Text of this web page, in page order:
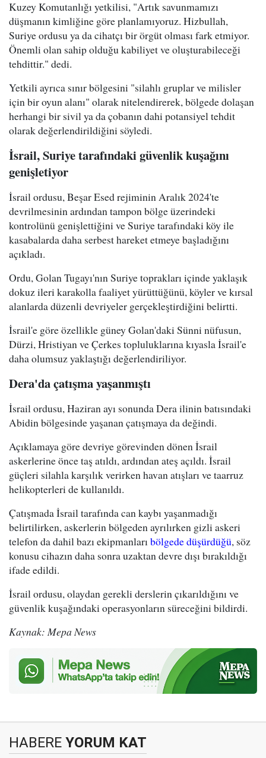
Kuzey Komutanlığı yetkilisi, "Artık savunmamızı
düşmanın kimliğine göre planlamıyoruz. Hizbullah,
Suriye ordusu ya da cihatçı bir örgüt olması fark etmiyor.
Önemli olan sahip olduğu kabiliyet ve oluşturabileceği
tehdittir." dedi.
Yetkili ayrıca sınır bölgesini "silahlı gruplar ve milisler
için bir oyun alanı" olarak nitelendirerek, bölgede dolaşan
herhangi bir sivil ya da çobanın dahi potansiyel tehdit
olarak değerlendirildiğini söyledi.
İsrail, Suriye tarafındaki güvenlik kuşağını
genişletiyor
İsrail ordusu, Beşar Esed rejiminin Aralık 2024'te
devrilmesinin ardından tampon bölge üzerindeki
kontrolünü genişlettiğini ve Suriye tarafındaki köy ile
kasabalarda daha serbest hareket etmeye başladığını
açıkladı.
Ordu, Golan Tugayı'nın Suriye toprakları içinde yaklaşık
dokuz ileri karakolla faaliyet yürüttüğünü, köyler ve kırsal
alanlarda düzenli devriyeler gerçekleştirdiğini belirtti.
İsrail'e göre özellikle güney Golan'daki Sünni nüfusun,
Dürzi, Hristiyan ve Çerkes topluluklarına kıyasla İsrail'e
daha olumsuz yaklaştığı değerlendiriliyor.
Dera'da çatışma yaşanmıştı
İsrail ordusu, Haziran ayı sonunda Dera ilinin batısındaki
Abidin bölgesinde yaşanan çatışmaya da değindi.
Açıklamaya göre devriye görevinden dönen İsrail
askerlerine önce taş atıldı, ardından ateş açıldı. İsrail
güçleri silahla karşılık verirken havan atışları ve taarruz
helikopterleri de kullanıldı.
Çatışmada İsrail tarafında can kaybı yaşanmadığı
belirtilirken, askerlerin bölgeden ayrılırken gizli askeri
telefon da dahil bazı ekipmanlarıbölgede düşürdüğü, söz
konusu cihazın daha sonra uzaktan devre dışı bırakıldığı
ifade edildi.
İsrail ordusu, olaydan gerekli derslerin çıkarıldığını ve
güvenlik kuşağındaki operasyonların süreceğini bildirdi.
Kaynak: Mepa News
HABERE YORUM KAT